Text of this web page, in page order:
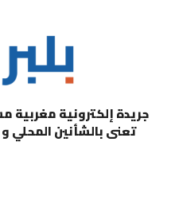
جريدة إلكترونية مغربية
تعنى بالشأنين المحلي و